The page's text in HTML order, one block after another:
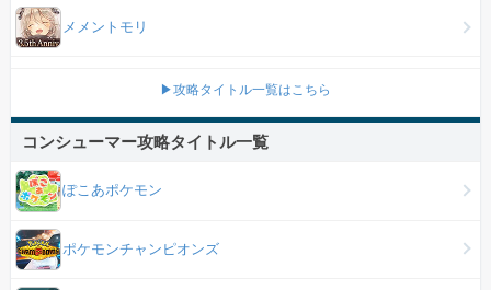
メメントモリ
▶攻略タイトル一覧はこちら
コンシューマー攻略タイトル一覧
ぽこあポケモン
ポケモンチャンピオンズ